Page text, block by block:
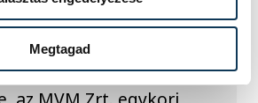
Megtagad
a Dunán: Mi
ha leáll Paks?